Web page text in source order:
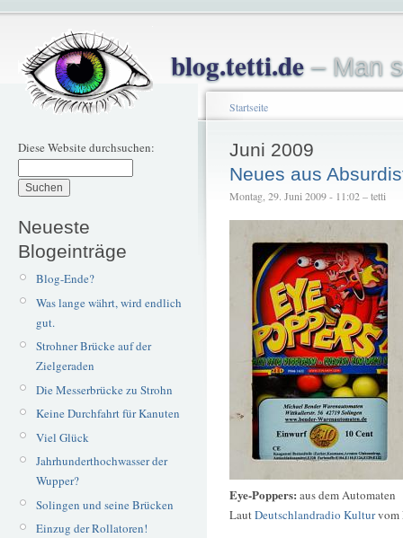
blog.tetti.de– Man
Diese Website durchsuchen:
Neueste
Blogeinträge
Blog-Ende?
Was lange währt, wird endlich
gut.
Strohner Brücke auf der
Zielgeraden
Die Messerbrücke zu Strohn
Keine Durchfahrt für Kanuten
Viel Glück
Jahrhunderthochwasser der
Wupper?
Solingen und seine Brücken
Einzug der Rollatoren!
Startseite
Juni 2009
Neues aus
Montag, 29. Juni 2009 - 11:02 – tetti
Eye-Poppers: aus dem Automaten
LautDeutschlandradio Kulturvom